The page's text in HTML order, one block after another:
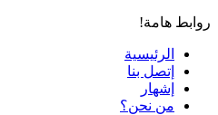
روابط هامة!
الرئيسية
إتصل بنا
إشهار
من نحن؟